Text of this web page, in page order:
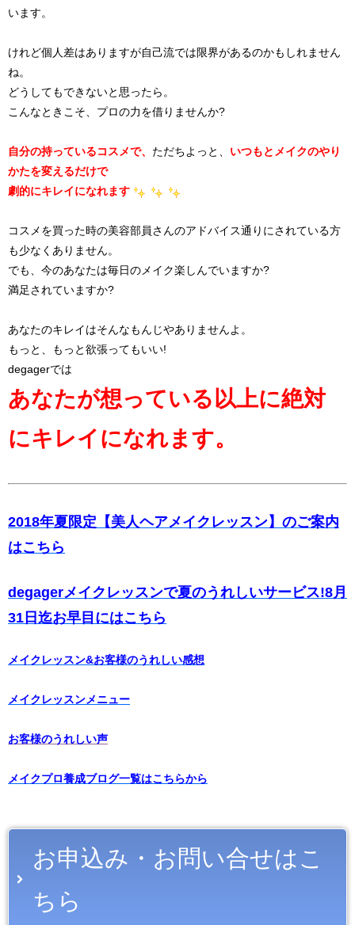
います。
けれど個人差はありますが自己流では限界があるのかもしれません
ね。
どうしてもできないと思ったら。
こんなときこそ、プロの力を借りませんか?
自分の持っているコスメで、 ただちよっと、 いつもとメイクのやり
かたを変えるだけで
劇的にキレイになれます
コスメを買った時の美容部員さんのアドバイス通りにされている方
も少なくありません。
でも、今のあなたは毎日のメイク楽しんでいますか?
満足されていますか?
あなたのキレイはそんなもんじやありませんよ。
もっと、もっと欲張ってもいい!
degagerでは
あなたが想っている以上に絶対
にキレイになれます。
2018年夏限定【美人ヘアメイクレッスン】のご案内
はこちら
degagerメイクレッスンで夏のうれしいサービス!8月
31日迄お早目にはこちら
メイクレッスン&お客様のうれしい感想
メイクレッスンメニュー
お客様のうれしい声
メイクプロ養成ブログ一覧はこちらから
お申込み・お問い合せはこ
ちら